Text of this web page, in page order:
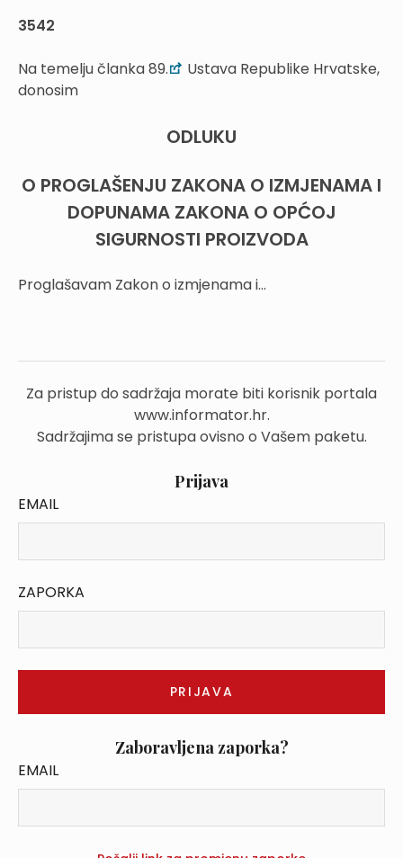
3542
Na temelju članka 89.
Ustava Republike Hrvatske,
donosim
ODLUKU
O PROGLAŠENJU ZAKONA O IZMJENAMA I
DOPUNAMA ZAKONA O OPĆOJ
SIGURNOSTI PROIZVODA
Proglašavam Zakon o izmjenama i...
Za pristup do sadržaja morate biti korisnik portala
www.informator.hr.
Sadržajima se pristupa ovisno o Vašem paketu.
Prijava
EMAIL
ZAPORKA
Zaboravljena zaporka?
EMAIL